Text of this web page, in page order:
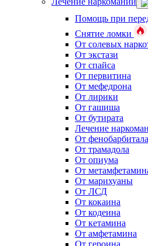
Помощь при
Снятие ломки
От солевых
От экстази
От спайса
От первитина
От мефедрона
От лирики
От гашиша
От бутирата
Лечение
От фенобарбитала
От трамадола
От опиума
От
От марихуаны
От ЛСД
От кокаина
От кодеина
От кетамина
От амфетамина
От героина